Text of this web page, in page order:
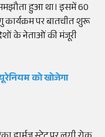
हुआ था। इसमें 60
कार्यक्रम पर बातचीत शुरू
के नेताओं की मंजूरी
को खोजेगा